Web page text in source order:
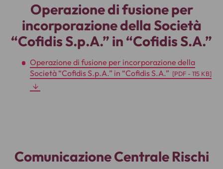
Operazione di fusione per
incorporazione della Società
“Cofidis S.p.A.” in “Cofidis S.A.”
Operazione di fusione per incorporazione della
Società “Cofidis S.p.A.” in “Cofidis S.A.” [PDF - 115 KB]
Comunicazione Centrale Rischi